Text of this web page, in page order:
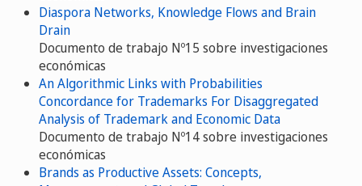
Diaspora Networks, Knowledge Flows and Brain
Drain
Documento de trabajo Nº15 sobre investigaciones
económicas
An Algorithmic Links with Probabilities
Concordance for Trademarks For Disaggregated
Analysis of Trademark and Economic Data
Documento de trabajo Nº14 sobre investigaciones
económicas
Brands as Productive Assets: Concepts,